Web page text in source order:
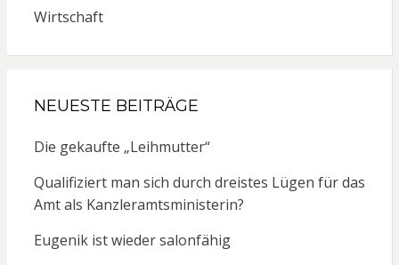
Wirtschaft
NEUESTE BEITRÄGE
Die gekaufte „Leihmutter“
Qualifiziert man sich durch dreistes Lügen für das
Amt als Kanzleramtsministerin?
Eugenik ist wieder salonfähig